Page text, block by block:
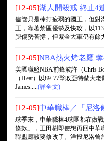
[12-05]湖人開殺戒 終止4
儘管只是棒打疲弱的國王，但對
王，靠著禁區優勢及快攻，以
腿傷勢苦撐，但紫金大軍仍有餘
[12-05]NBA熱火烤老鷹
美國職籃NBA前鋒波許（Chris
（Heat）以89-77擊敗亞特蘭大
James.....(詳全文)
[12-05]中華職棒／「尼洛
球季末，中華職棒4球團都在做
條款」，正田樹即使想再回中華
聯盟應該要修改了。洋投尼洛曾